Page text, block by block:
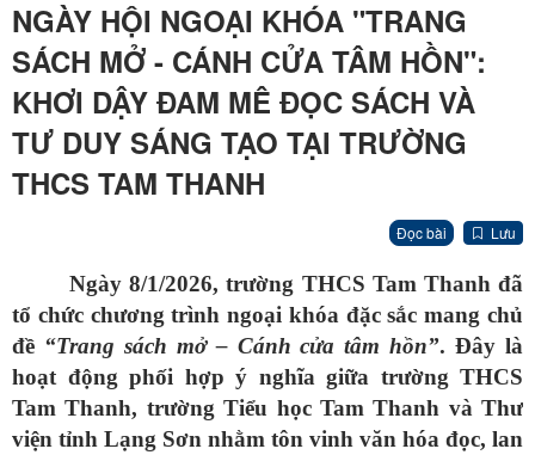
NGÀY HỘI NGOẠI KHÓA "TRANG
SÁCH MỞ - CÁNH CỬA TÂM HỒN":
KHƠI DẬY ĐAM MÊ ĐỌC SÁCH VÀ
TƯ DUY SÁNG TẠO TẠI TRƯỜNG
THCS TAM THANH
Đọc bài Lưu
Ngày 8/1/2026, trường THCS Tam Thanh đã
tổ chức chương trình ngoại khóa đặc sắc mang chủ
đề “Trang sách mở – Cánh cửa tâm hồn”. Đây là
hoạt động phối hợp ý nghĩa giữa trường THCS
Tam Thanh, trường Tiểu học Tam Thanh và Thư
viện tỉnh Lạng Sơn nhằm tôn vinh văn hóa đọc, lan